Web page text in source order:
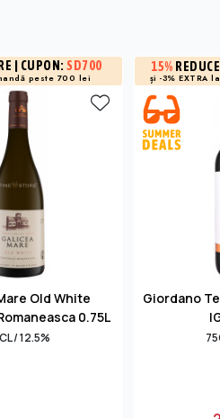
| CUPON:SD700
peste 700 lei
Old White
0.75L
/ 12.5%
15%
și -3% EXTRA la
Giordano